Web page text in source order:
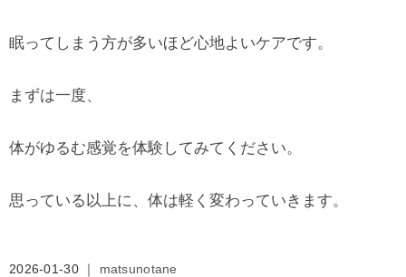
眠ってしまう方が多いほど心地よいケアです。
まずは一度、
体がゆるむ感覚を体験してみてください。
思っている以上に、体は軽く変わっていきます。
2026-01-30 ｜ matsunotane